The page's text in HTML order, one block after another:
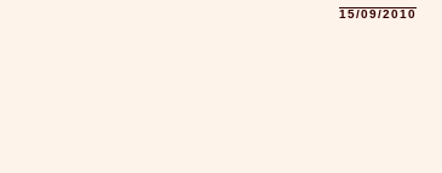
15/09/2010